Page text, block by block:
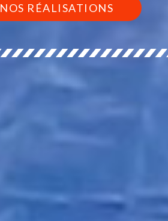
NOS RÉALISATIONS